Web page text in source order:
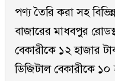
পণ্য তৈরি করা সহ
বাজারের মাধবপুর রোডস্থ
বেকারীকে ১২ হাজার
ডিজিটাল বেকারীকে